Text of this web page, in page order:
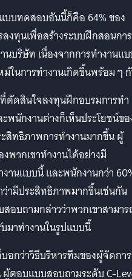
บบทดสอบอันนี้ก็คือ 64% ของ
งทุนเพื่อสร้างระบบฝึกสอนการ
บริษัท เนื่องจากการทำงานแ
ในการทำงานเกิดขึ้นพร้อม ๆ
ตัดสินใจลงทุนฝึกอบรมการทำ
พนักงานต่างก็เห็นประโยชน์ข
สิทธิภาพการทำงานมากขึ้น ผู้
พวกเขาทำงานได้อย่างมี
านแบบนี้ และพนักงานกว่า
ามีประสิทธิภาพมากขึ้นเช่นกัน
อบถามกล่าวว่าพวกเขาสามา
มาทำงานในรูปแบบนี้
อกว่าวิธีบริหารทีมของผู้จัดกา
ผู้ตอบแบบสอบถามระดับ C-